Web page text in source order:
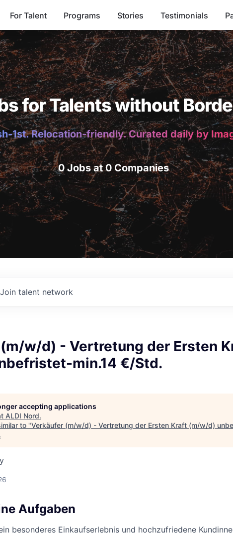
For Talent Programs Stories Testimonials
for Talents without
1st. Relocation-friendly. Curated daily by
0 Jobs at 0 Companies
Join talent network
w/d) - Vertretung der Ersten
min.14 €/Std.
accepting applications
ALDI Nord.
to "Verkäufer (m/w/d) - Vertretung der Ersten Kraft (m/w/d)
.
Aufgaben
besonderes Einkaufserlebnis und hochzufriedene